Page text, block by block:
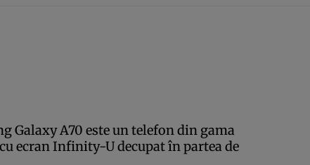
Galaxy A70 este un telefon din gama
ecran Infinity-U decupat în partea de